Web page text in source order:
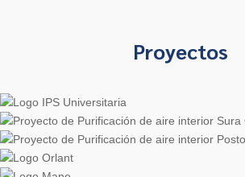
Proyectos